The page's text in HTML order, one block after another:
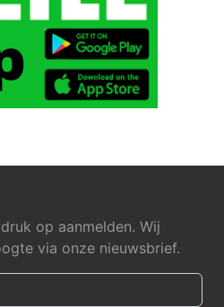
op aanmelden. Wij
via onze nieuwsbrief.